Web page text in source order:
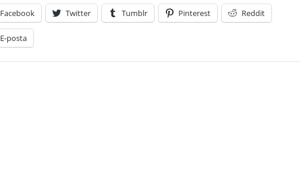
Facebook Twitter Tumblr Pinterest Reddit
E-posta